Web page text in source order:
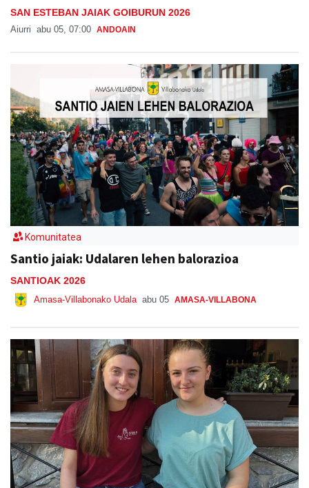
SAN ESTEBAN JAIAK GOIBURUN 2026
Aiurri abu 05, 07:00 ANDOAIN
Komunitatea
Santio jaiak: Udalaren lehen balorazioa
SANTIOAK 2026
Amasa-Villabonako Udala abu 05 AMASA-VILLABONA